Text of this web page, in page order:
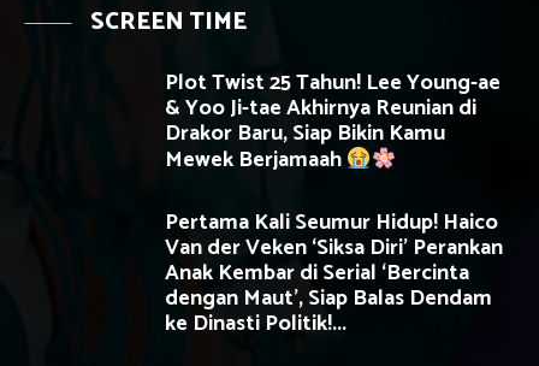
SCREEN TIME
Plot Twist 25 Tahun! Lee Young-ae
& Yoo Ji-tae Akhirnya Reunian di
Drakor Baru, Siap Bikin Kamu
Mewek Berjamaah
Pertama Kali Seumur Hidup! Haico
Van der Veken ‘Siksa Diri’ Perankan
Anak Kembar di Serial ‘Bercinta
dengan Maut’, Siap Balas Dendam
ke Dinasti Politik!...